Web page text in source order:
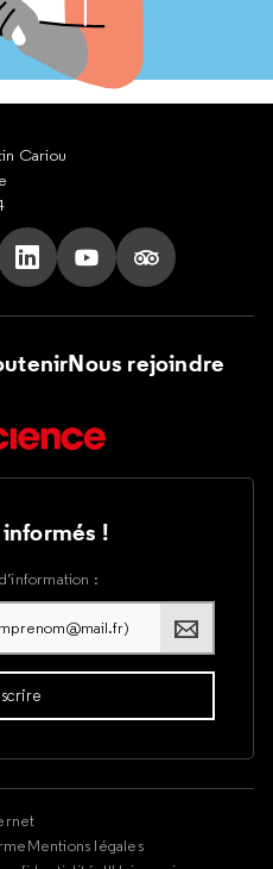
Cariou
sur Tik Tok
nous sur X
Suivez nous sur LinkedIn
Suivez nous sur
Suivez nous
Nous rejoindre
!
:
Mentions légales